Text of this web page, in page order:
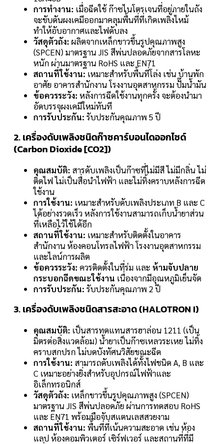
การทำงาน: เมื่อฉีดใช้ ก๊าซไนโตรเจนที่อยู่ภายในถัง
จะขับดันผงเคมีออกมาคลุมพื้นที่ที่เกิดเพลิงไหม้
ทำให้อับอากาศและไฟดับลง
วัสดุตัวถัง: ผลิตจากเหล็กขาวขึ้นรูปคุณภาพสูง
(SPCEN) มาตรฐาน JIS สีพ่นปลอดภัยจากสารโลหะ
หนัก ผ่านมาตรฐาน RoHS และ EN71
สถานที่ใช้งาน: เหมาะสำหรับพื้นที่โล่ง เช่น บ้านพัก
อาศัย อาคารสำนักงาน โรงงานอุตสาหกรรม ปั๊มน้ำมัน
ข้อควรระวัง: หลังการฉีดใช้งานทุกครั้ง จะต้องนำมา
อัดบรรจุผงเคมีใหม่ทันที
การรับประกัน: รับประกันคุณภาพ 5 ปี
2. เครื่องดับเพลิงชนิดก๊าซคาร์บอนไดออกไซด์
(Carbon Dioxide [CO2])
คุณสมบัติ: สารดับเพลิงเป็นก๊าซที่ไม่มีสี ไม่มีกลิ่น ไม่
ติดไฟ ไม่เป็นสื่อนำไฟฟ้า และไม่ทิ้งคราบหลังการฉีด
ใช้งาน
การใช้งาน: เหมาะสำหรับดับเพลิงประเภท B และ C
ได้อย่างรวดเร็ว หลังการใช้งานสามารถเก็บน้ำยาส่วน
ที่เหลือไว้ใช้ได้อีก
สถานที่ใช้งาน: เหมาะสำหรับติดตั้งในอาคาร
สำนักงาน ห้องคอนโทรลไฟฟ้า โรงงานอุตสาหกรรม
และไลน์การผลิต
ข้อควรระวัง: ควรติดตั้งในที่ร่ม และ ห้ามจับปลาย
กระบอกฉีดขณะใช้งาน เนื่องจากมีอุณหภูมิเย็นจัด
การรับประกัน: รับประกันคุณภาพ 2 ปี
3. เครื่องดับเพลิงชนิดสารสะอาด (HALOTRON I)
คุณสมบัติ: เป็นสารทดแทนสารฮาล่อน 1211 (เป็น
มิตรต่อสิ่งแวดล้อม) น้ำยาเป็นก๊าซเหลวระเหย ไม่ทิ้ง
คราบสกปรก ไม่บดบังทัศนวิสัยขณะฉีด
การใช้งาน: สามารถดับเพลิงได้ทั้งไฟชนิด A, B และ
C เหมาะอย่างยิ่งสำหรับอุปกรณ์ไฟฟ้าและ
อิเล็กทรอนิกส์
วัสดุตัวถัง: เหล็กขาวขึ้นรูปคุณภาพสูง (SPCEN)
มาตรฐาน JIS สีพ่นปลอดภัย ผ่านการทดสอบ RoHS
และ EN71 พร้อมมือจับสแตนเลสสวยงาม
สถานที่ใช้งาน: พื้นที่ที่เน้นความสะอาด เช่น ห้อง
แลป ห้องคอมพิวเตอร์ เซิร์ฟเวอร์ และสถานที่ที่มี